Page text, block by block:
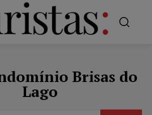
Brisas do
Lago